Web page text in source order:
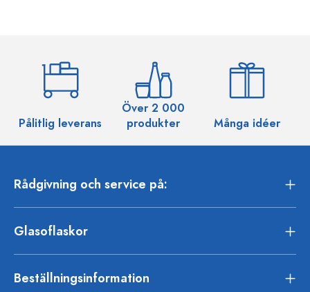
Pålitlig leverans
Över 2 000
produkter
Många idéer
Rådgivning och service på:
Glasoflaskor
Beställningsinformation